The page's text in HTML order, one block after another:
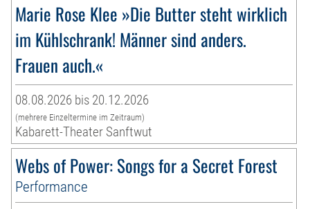
Marie Rose Klee »Die Butter steht wirklich
im Kühlschrank! Männer sind anders.
Frauen auch.«
08.08.2026 bis 20.12.2026
(mehrere Einzeltermine im Zeitraum)
Kabarett-Theater Sanftwut
Webs of Power: Songs for a Secret Forest
Performance